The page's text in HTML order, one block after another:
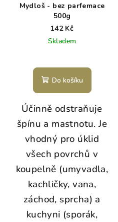
Mydloš - bez parfemace
500g
142 Kč
Skladem
Do košíku
Účinně odstraňuje
špínu a mastnotu. Je
vhodný pro úklid
všech povrchů v
koupelně (umyvadla,
kachličky, vana,
záchod, sprcha) a
kuchyni (sporák,